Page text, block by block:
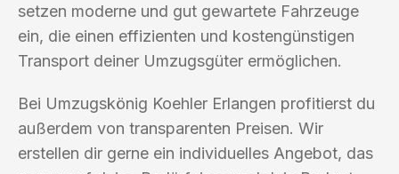
setzen moderne und gut gewartete Fahrzeuge
ein, die einen effizienten und kostengünstigen
Transport deiner Umzugsgüter ermöglichen.
Bei Umzugskönig Koehler Erlangen profitierst du
außerdem von transparenten Preisen. Wir
erstellen dir gerne ein individuelles Angebot, das